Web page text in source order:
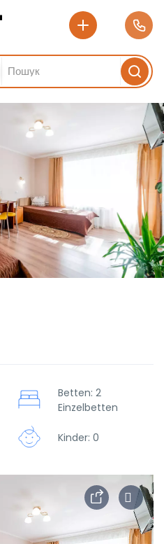
Betten: 2
Einzelbetten
Kinder: 0